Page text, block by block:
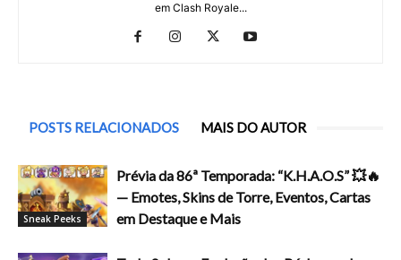
em Clash Royale...
POSTS RELACIONADOS MAIS DO AUTOR
Sneak Peeks
Prévia da 86ª Temporada: “K.H.A.O.S” 💥🔥
— Emotes, Skins de Torre, Eventos, Cartas
em Destaque e Mais